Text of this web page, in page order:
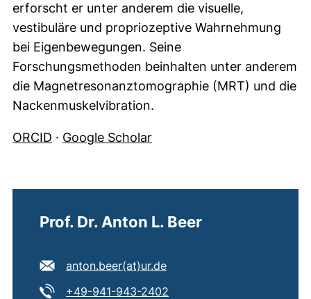
erforscht er unter anderem die visuelle,
vestibuläre und propriozeptive Wahrnehmung
bei Eigenbewegungen. Seine
Forschungsmethoden beinhalten unter anderem
die Magnetresonanztomographie (MRT) und die
Nackenmuskelvibration.
ORCID (externer Link, öffnet neues Fenster)
· Google Scholar(externer Link, öffnet
Prof. Dr. Anton L. Beer
E-Mail Adresse:
anton.beer​(at)​ur.de(öffnet Ihr E-Mail-
Tel:
+49-941-943-2402